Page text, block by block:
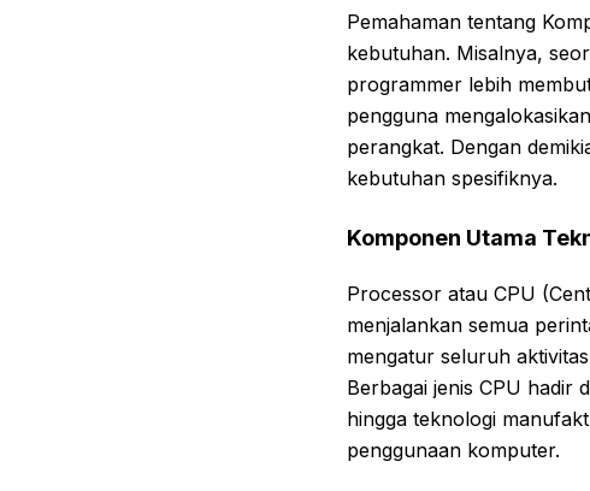
Pemahaman tentang
kebutuhan. Misalnya,
programmer lebih
pengguna
perangkat. Dengan
kebutuhan spesifiknya.
Komponen Utama
Processor atau CPU
menjalankan semua
mengatur seluruh
Berbagai jenis CPU hadir
hingga teknologi
penggunaan komputer.